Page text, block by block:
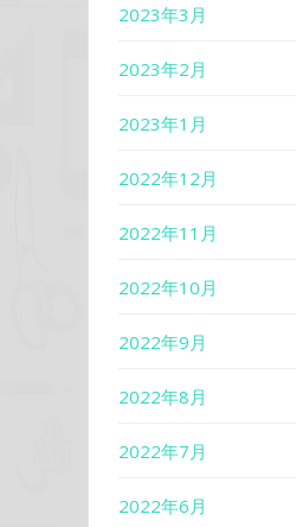
2023年3月
2023年2月
2023年1月
2022年12月
2022年11月
2022年10月
2022年9月
2022年8月
2022年7月
2022年6月